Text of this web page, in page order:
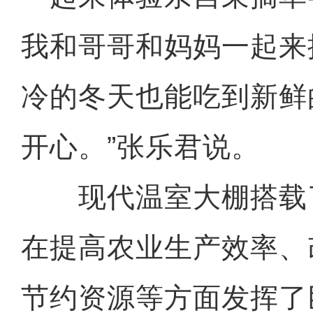
我和哥哥和妈妈一起
冷的冬天也能吃到新
开心。”张乐君说。
现代温室大棚搭载
在提高农业生产效率
节约资源等方面发挥